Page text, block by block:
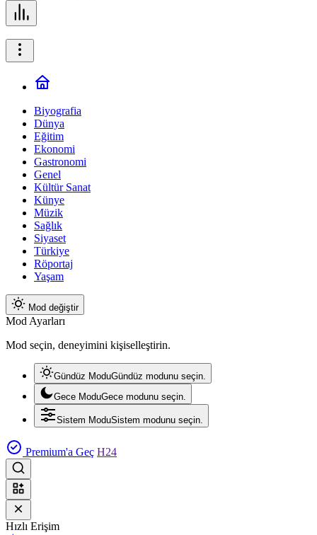
Biyografia
Dünya
Eğitim
Ekonomi
Gastronomi
Genel
Kültür Sanat
Künye
Müzik
Sağlık
Siyaset
Türkiye
Röportaj
Yaşam
Mod değiştir
Mod Ayarları
Mod seçin, deneyimini kişiselleştirin.
Gündüz ModuGündüz modunu seçin.
Gece ModuGece modunu seçin.
Sistem ModuSistem modunu seçin.
Premium'a Geç H24
Hızlı Erişim